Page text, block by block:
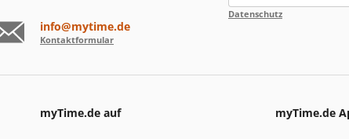
info@mytime.de
Kontaktformular
Datenschutz
myTime.de auf myTime.de